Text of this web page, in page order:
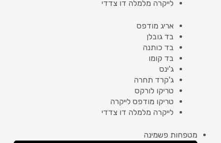
לייקרה מלמלה דו צדדי
אריג מודפס
בד גובלן
בד כותנה
בד קומו
ג'ינס
ג'קרד תחרה
טריקו לורקס
טריקו מודפס לייקרה
לייקרה מלמלה דו צדדי
מטפחות פשמינה